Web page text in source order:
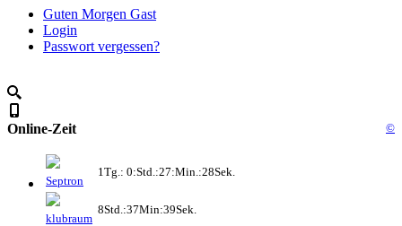
Guten Morgen Gast
Login
Passwort vergessen?
Online-Zeit ©
Septron
1Tg.: 0:Std.:27:Min.:28Sek.
klubraum
8Std.:37Min:39Sek.